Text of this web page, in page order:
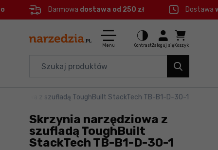
Menu główne
Informacje o produkcie
Szczegółowe informacje
Stopka
Darmowa dostawa od 250 zł Dostawa
Menu KontrastZaloguj się Koszyk
Elektronarzędzia
Akcesoria
z szufladą ToughBuilt StackTech TB-B1-D-30-1
Skrzynia narzędziowa z
szufladą ToughBuilt
StackTech TB-B1-D-30-1